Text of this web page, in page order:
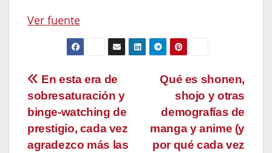
Ver fuente
Navegación
de
entradas
Qué es shonen,
shojo y otras
demografías de
manga y anime (y
por qué cada vez
En esta era de
sobresaturación y
binge-watching de
prestigio, cada vez
agradezco más las